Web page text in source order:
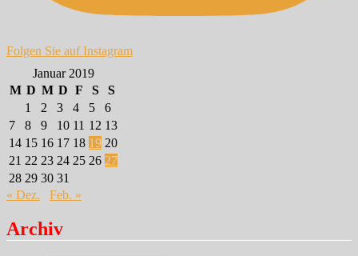
Folgen Sie auf Instagram
Januar 2019
M D M D F S
S
1
2 3 4 5
6
7
8 9 10 11 12 13
14 15 16 17 18 19 20
21 22 23 24 25 26 27
28 29 30 31
« Dez.
Feb. »
Archiv